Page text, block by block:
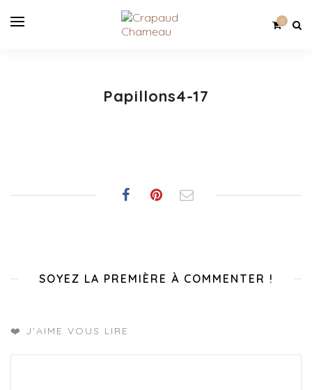
0
Papillons4-17
SOYEZ LA PREMIÈRE À COMMENTER !
❤️ J'AIME VOUS LIRE